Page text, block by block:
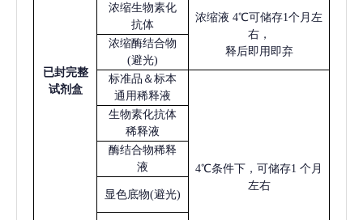
已封完整
试剂盒
浓缩生物素化
抗体
浓缩液 4℃可储存1个月左
右，
释后即用即弃
浓缩酶结合物
(避光)
标准品＆标本
通用稀释液
4℃条件下，可储存1 个月
左右
生物素化抗体
稀释液
酶结合物稀释
液
显色底物(避光)